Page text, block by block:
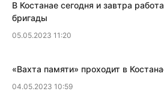
В Костанае сегодня и завтра
бригады
05.05.2023 11:20
«Вахта памяти» проходит в
04.05.2023 10:59